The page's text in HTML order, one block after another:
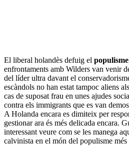
El liberal holandès defuig el populisme
enfrontaments amb Wilders van venir
del líder ultra davant el
escàndols no han estat tampoc aliens
cas de suposat frau en unes ajudes
contra els immigrants que es van
A Holanda encara es dimiteix per
gestionar ara és més delicada encara.
interessant veure com se les manega
calvinista en el món del populisme